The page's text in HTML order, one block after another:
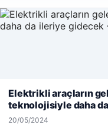
Web sitemizi nasıl
kullanıyoruz.Çerez
Reddet
Elektrikli araçların
teknolojisiyle daha
20/05/2024